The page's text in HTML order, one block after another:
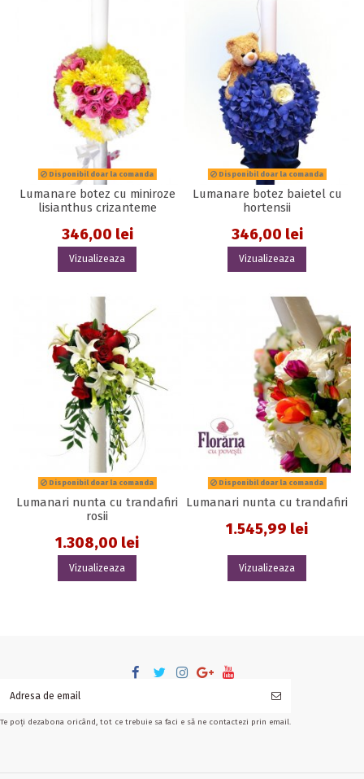
Disponibil doar la comanda
Lumanare botez cu miniroze
lisianthus crizanteme
346,00 lei
Vizualizeaza
Disponibil doar la comanda
Lumanare botez baietel cu
hortensii
346,00 lei
Vizualizeaza
Disponibil doar la comanda
Lumanari nunta cu trandafiri
rosii
1.308,00 lei
Vizualizeaza
Disponibil doar la comanda
Lumanari nunta cu trandafiri
1.545,99 lei
Vizualizeaza
Te poți dezabona oricând, tot ce trebuie sa faci e să ne contactezi prin email.